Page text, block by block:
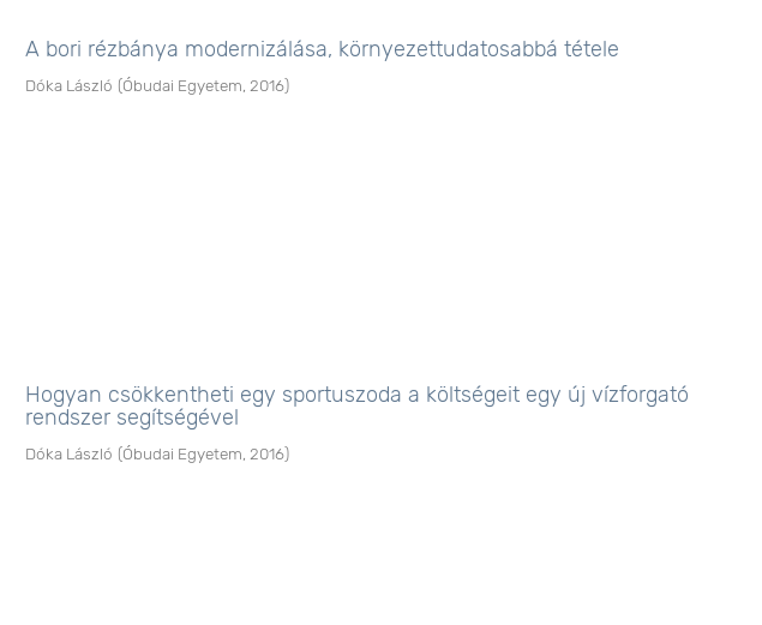
A bori rézbánya modernizálása, környezettudatosabbá tétele
Dóka László (Óbudai Egyetem 2016)
Hogyan csökkentheti egy sportuszoda a költségeit egy új vízforgató
rendszer segítségével
Dóka László (Óbudai Egyetem 2016)